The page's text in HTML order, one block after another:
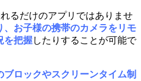
るだけのアプリではありませ
、お子様の携帯のカメラをリモ
を把握したりすることが可能で
ブロックやスクリーンタイム制